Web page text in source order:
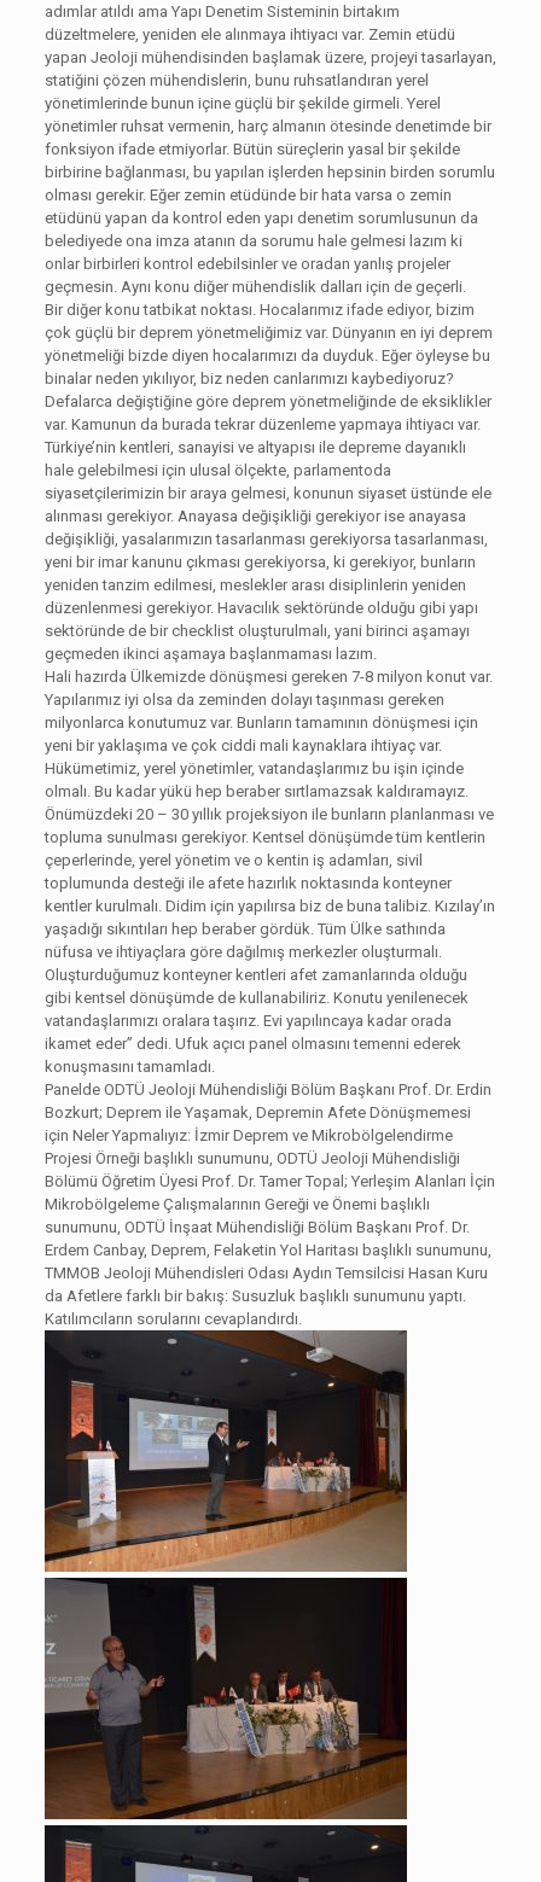
adımlar atıldı ama Yapı Denetim Sisteminin birtakım
düzeltmelere, yeniden ele alınmaya ihtiyacı var. Zemin etüdü
yapan Jeoloji mühendisinden başlamak üzere, projeyi tasarlayan,
statiğini çözen mühendislerin, bunu ruhsatlandıran yerel
yönetimlerinde bunun içine güçlü bir şekilde girmeli. Yerel
yönetimler ruhsat vermenin, harç almanın ötesinde denetimde bir
fonksiyon ifade etmiyorlar. Bütün süreçlerin yasal bir şekilde
birbirine bağlanması, bu yapılan işlerden hepsinin birden sorumlu
olması gerekir. Eğer zemin etüdünde bir hata varsa o zemin
etüdünü yapan da kontrol eden yapı denetim sorumlusunun da
belediyede ona imza atanın da sorumu hale gelmesi lazım ki
onlar birbirleri kontrol edebilsinler ve oradan yanlış projeler
geçmesin. Aynı konu diğer mühendislik dalları için de geçerli.
Bir diğer konu tatbikat noktası. Hocalarımız ifade ediyor, bizim
çok güçlü bir deprem yönetmeliğimiz var. Dünyanın en iyi deprem
yönetmeliği bizde diyen hocalarımızı da duyduk. Eğer öyleyse bu
binalar neden yıkılıyor, biz neden canlarımızı kaybediyoruz?
Defalarca değiştiğine göre deprem yönetmeliğinde de eksiklikler
var. Kamunun da burada tekrar düzenleme yapmaya ihtiyacı var.
Türkiye’nin kentleri, sanayisi ve altyapısı ile depreme dayanıklı
hale gelebilmesi için ulusal ölçekte, parlamentoda
siyasetçilerimizin bir araya gelmesi, konunun siyaset üstünde ele
alınması gerekiyor. Anayasa değişikliği gerekiyor ise anayasa
değişikliği, yasalarımızın tasarlanması gerekiyorsa tasarlanması,
yeni bir imar kanunu çıkması gerekiyorsa, ki gerekiyor, bunların
yeniden tanzim edilmesi, meslekler arası disiplinlerin yeniden
düzenlenmesi gerekiyor. Havacılık sektöründe olduğu gibi yapı
sektöründe de bir checklist oluşturulmalı, yani birinci aşamayı
geçmeden ikinci aşamaya başlanmaması lazım.
Hali hazırda Ülkemizde dönüşmesi gereken 7-8 milyon konut var.
Yapılarımız iyi olsa da zeminden dolayı taşınması gereken
milyonlarca konutumuz var. Bunların tamamının dönüşmesi için
yeni bir yaklaşıma ve çok ciddi mali kaynaklara ihtiyaç var.
Hükümetimiz, yerel yönetimler, vatandaşlarımız bu işin içinde
olmalı. Bu kadar yükü hep beraber sırtlamazsak kaldıramayız.
Önümüzdeki 20 – 30 yıllık projeksiyon ile bunların planlanması ve
topluma sunulması gerekiyor. Kentsel dönüşümde tüm kentlerin
çeperlerinde, yerel yönetim ve o kentin iş adamları, sivil
toplumunda desteği ile afete hazırlık noktasında konteyner
kentler kurulmalı. Didim için yapılırsa biz de buna talibiz. Kızılay’ın
yaşadığı sıkıntıları hep beraber gördük. Tüm Ülke sathında
nüfusa ve ihtiyaçlara göre dağılmış merkezler oluşturmalı.
Oluşturduğumuz konteyner kentleri afet zamanlarında olduğu
gibi kentsel dönüşümde de kullanabiliriz. Konutu yenilenecek
vatandaşlarımızı oralara taşırız. Evi yapılıncaya kadar orada
ikamet eder” dedi. Ufuk açıcı panel olmasını temenni ederek
konuşmasını tamamladı.
Panelde ODTÜ Jeoloji Mühendisliği Bölüm Başkanı Prof. Dr. Erdin
Bozkurt; Deprem ile Yaşamak, Depremin Afete Dönüşmemesi
için Neler Yapmalıyız: İzmir Deprem ve Mikrobölgelendirme
Projesi Örneği başlıklı sunumunu, ODTÜ Jeoloji Mühendisliği
Bölümü Öğretim Üyesi Prof. Dr. Tamer Topal; Yerleşim Alanları İçin
Mikrobölgeleme Çalışmalarının Gereği ve Önemi başlıklı
sunumunu, ODTÜ İnşaat Mühendisliği Bölüm Başkanı Prof. Dr.
Erdem Canbay, Deprem, Felaketin Yol Haritası başlıklı sunumunu,
TMMOB Jeoloji Mühendisleri Odası Aydın Temsilcisi Hasan Kuru
da Afetlere farklı bir bakış: Susuzluk başlıklı sunumunu yaptı.
Katılımcıların sorularını cevaplandırdı.